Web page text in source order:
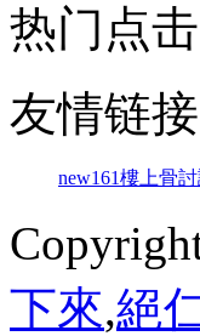
热门点击
友情链接
new161樓上骨
下來,絕